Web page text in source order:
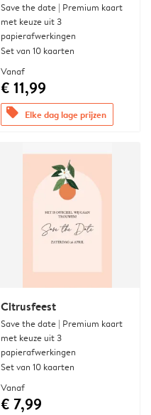
Save the date | Premium kaart
met keuze uit 3
papierafwerkingen
Set van 10 kaarten
Vanaf
€ 11,99
offers Elke dag lage prijzen
Citrusfeest
Save the date | Premium kaart
met keuze uit 3
papierafwerkingen
Set van 10 kaarten
Vanaf
€ 7,99